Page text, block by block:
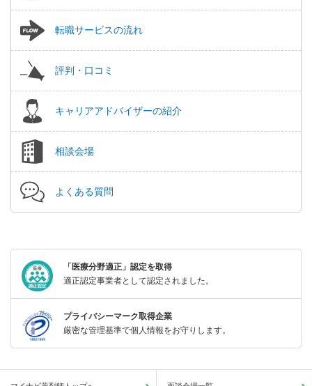
転職サービスの流れ
評判・口コミ
キャリアアドバイザーの紹介
相談会場
よくある質問
「医療分野適正」認定を取得
適正認定事業者として認定されました。
プライバシーマーク取得企業
厳密な管理基準で個人情報をお守りします。